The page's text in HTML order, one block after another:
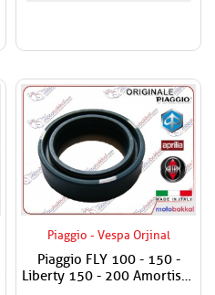
Piaggio - Vespa Orjinal
Piaggio FLY 100 - 150 -
Liberty 150 - 200 Amortisör